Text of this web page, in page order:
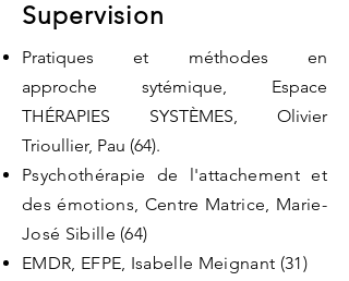
Supervision
Pratiques et méthodes en
approche sytémique, Espace
THÉRAPIES SYSTÈMES, Olivier
Trioullier, Pau (64).
Psychothérapie de l'attachement et
des émotions, Centre Matrice, Marie-
José Sibille (64)
EMDR, EFPE, Isabelle Meignant (31)